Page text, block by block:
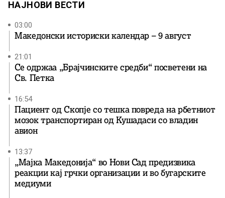
НАЈНОВИ ВЕСТИ
03:00
Македонски историски календар – 9 август
21:01
Се одржаа „Брајчинските средби“ посветени на
Св. Петка
16:54
Пациент од Скопје со тешка повреда на рбетниот
мозок транспортиран од Кушадаси со владин
авион
13:37
„Мајка Македонија“ во Нови Сад предизвика
реакции кај грчки организации и во бугарските
медиуми